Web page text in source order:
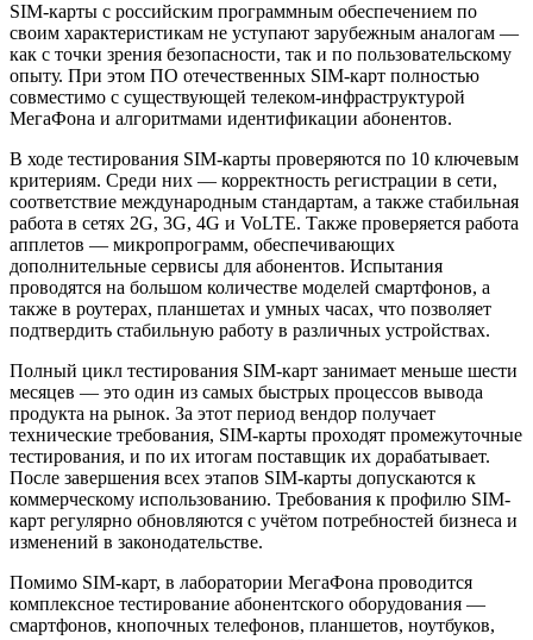
SIM-карты с российским программным обеспечением по
своим характеристикам не уступают зарубежным аналогам —
как с точки зрения безопасности, так и по пользовательскому
опыту. При этом ПО отечественных SIM-карт полностью
совместимо с существующей телеком-инфраструктурой
МегаФона и алгоритмами идентификации абонентов.
В ходе тестирования SIM-карты проверяются по 10 ключевым
критериям. Среди них — корректность регистрации в сети,
соответствие международным стандартам, а также стабильная
работа в сетях 2G, 3G, 4G и VoLTE. Также проверяется работа
апплетов — микропрограмм, обеспечивающих
дополнительные сервисы для абонентов. Испытания
проводятся на большом количестве моделей смартфонов, а
также в роутерах, планшетах и умных часах, что позволяет
подтвердить стабильную работу в различных устройствах.
Полный цикл тестирования SIM-карт занимает меньше шести
месяцев — это один из самых быстрых процессов вывода
продукта на рынок. За этот период вендор получает
технические требования, SIM-карты проходят промежуточные
тестирования, и по их итогам поставщик их дорабатывает.
После завершения всех этапов SIM-карты допускаются к
коммерческому использованию. Требования к профилю SIM-
карт регулярно обновляются с учётом потребностей бизнеса и
изменений в законодательстве.
Помимо SIM-карт, в лаборатории МегаФона проводится
комплексное тестирование абонентского оборудования —
смартфонов, кнопочных телефонов, планшетов, ноутбуков,